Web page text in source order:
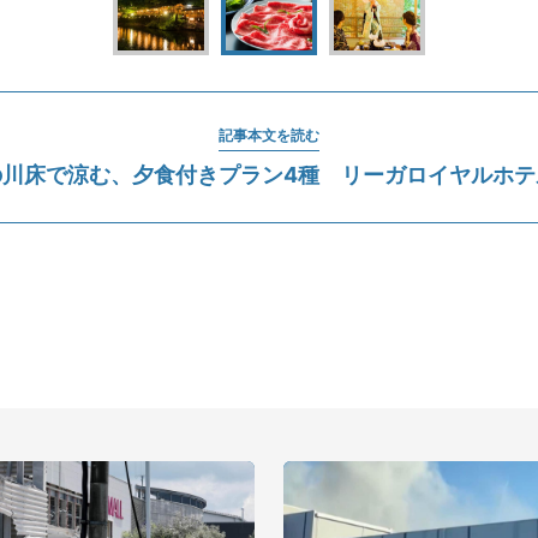
記事本文を読む
床で涼む、夕食付きプラン4種 リーガロイヤルホ